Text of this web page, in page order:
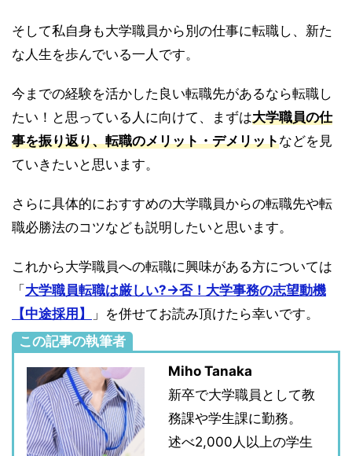
そして私自身も大学職員から別の仕事に転職し、新た
な人生を歩んでいる一人です。
今までの経験を活かした良い転職先があるなら転職し
たい！と思っている人に向けて、まずは大学職員の仕
事を振り返り、転職のメリット・デメリットなどを見
ていきたいと思います。
さらに具体的におすすめの大学職員からの転職先や転
職必勝法のコツなども説明したいと思います。
これから大学職員への転職に興味がある方については
「大学職員転職は厳しい?→否！大学事務の志望動機
【中途採用】
」を併せてお読み頂けたら幸いです。
この記事の執筆者
Miho Tanaka
新卒で大学職員として教
務課や学生課に勤務。
述べ2,000人以上の学生